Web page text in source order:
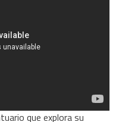
que explora su